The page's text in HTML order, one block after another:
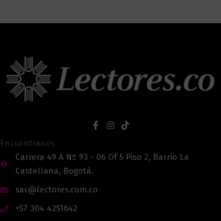
Encuéntranos
Carrera 49 A Nº 93 - 06 Of 5 Piso 2, Barrio La
Castellana, Bogotá.
sac@lectores.com.co
+57 304 4251642